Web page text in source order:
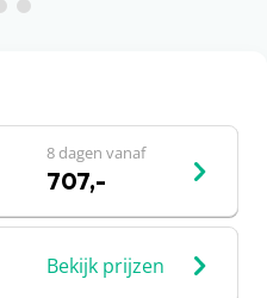
8 dagen vanaf
707,-
Bekijk prijzen